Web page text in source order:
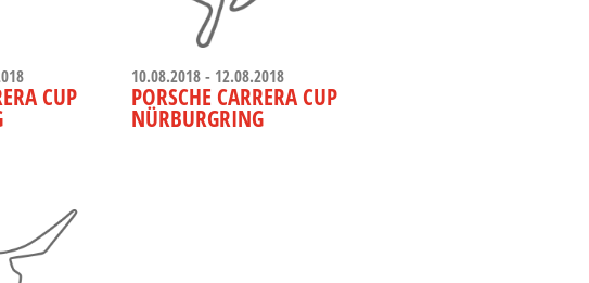
CUP
10.08.2018 - 12.08.2018
PORSCHE CARRERA CUP
NÜRBURGRING